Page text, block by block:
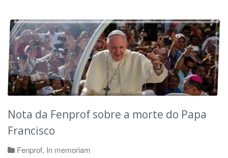
Nota da Fenprof sobre a morte do Papa
Francisco
Fenprof, In memoriam